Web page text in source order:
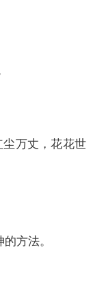
万丈，花花世
方法。